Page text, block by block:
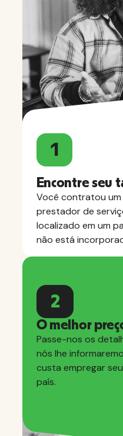
1
Encontre seu
Você contratou
prestador de
localizado em um
não está
2
O melhor
Passe-nos os
nós lhe
custa empregar
país.